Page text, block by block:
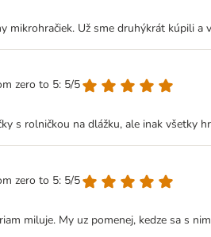
mikrohračiek. Už sme druhýkrát kúpili a
zero to 5: 5/5
s rolničkou na dlážku, ale inak
zero to 5: 5/5
miluje. My uz pomenej, kedze sa s